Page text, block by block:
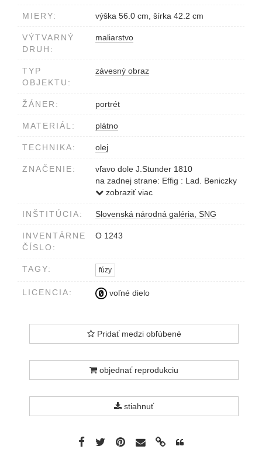
MIERY: výška 56.0 cm, šírka 42.2 cm
VÝTVARNÝ
DRUH:
maliarstvo
TYP
OBJEKTU:
závesný obraz
ŽÁNER: portrét
MATERIÁL: plátno
TECHNIKA: olej
ZNAČENIE:
vľavo dole J.Stunder 1810
na zadnej strane: Effig : Lad. Beniczky
Comes / Zol. Vicecomes et. Cons. / Ao
Micsinye / sepult.
zobraziť viac
INŠTITÚCIA: Slovenská národná galéria, SNG
INVENTÁRNE
ČÍSLO:
O 1243
TAGY: fúzy
LICENCIA: voľné dielo
Pridať medzi obľúbené
objednať reprodukciu
stiahnuť